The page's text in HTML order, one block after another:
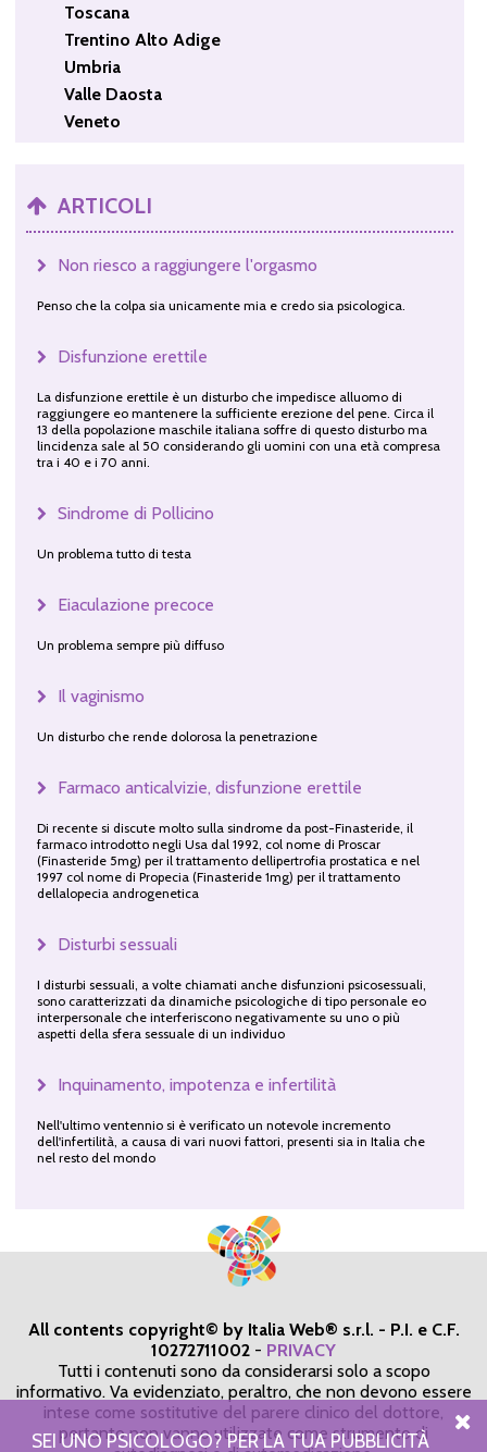
Toscana
Trentino Alto Adige
Umbria
Valle Daosta
Veneto
ARTICOLI
Non riesco a raggiungere l'orgasmo
Penso che la colpa sia unicamente mia e credo sia psicologica.
Disfunzione erettile
La disfunzione erettile è un disturbo che impedisce alluomo di
raggiungere eo mantenere la sufficiente erezione del pene. Circa il
13 della popolazione maschile italiana soffre di questo disturbo ma
lincidenza sale al 50 considerando gli uomini con una età compresa
tra i 40 e i 70 anni.
Sindrome di Pollicino
Un problema tutto di testa
Eiaculazione precoce
Un problema sempre più diffuso
Il vaginismo
Un disturbo che rende dolorosa la penetrazione
Farmaco anticalvizie, disfunzione erettile
Di recente si discute molto sulla sindrome da post-Finasteride, il
farmaco introdotto negli Usa dal 1992, col nome di Proscar
(Finasteride 5mg) per il trattamento dellipertrofia prostatica e nel
1997 col nome di Propecia (Finasteride 1mg) per il trattamento
dellalopecia androgenetica
Disturbi sessuali
I disturbi sessuali, a volte chiamati anche disfunzioni psicosessuali,
sono caratterizzati da dinamiche psicologiche di tipo personale eo
interpersonale che interferiscono negativamente su uno o più
aspetti della sfera sessuale di un individuo
Inquinamento, impotenza e infertilità
Nell'ultimo ventennio si è verificato un notevole incremento
dell'infertilità, a causa di vari nuovi fattori, presenti sia in Italia che
nel resto del mondo
All contents copyright© by Italia Web® s.r.l. - P.I. e C.F.
10272711002 - PRIVACY
Tutti i contenuti sono da considerarsi solo a scopo
informativo. Va evidenziato, peraltro, che non devono essere
intese come sostitutive del parere clinico del dottore,
pertanto non vanno utilizzate come strumento di
SEI UNO PSICOLOGO? PER LA TUA PUBBLICITÀ